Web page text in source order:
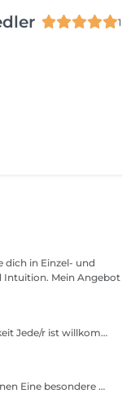
1
Angebot
Ätherische Öle, Entspannung und Achtsamkeit Jede/r ist willkommen Keine Vorkenntnisse nötig
Schnupper Termin Masssage zum kennenlernen Eine besondere Auszeit für dich und dein Körper mit ätherischen Ölen, die Körper, Geist und Seele berühren Mehr Informationen und Details findest du auf meiner Homepage Einklang-by-Kirsten.de